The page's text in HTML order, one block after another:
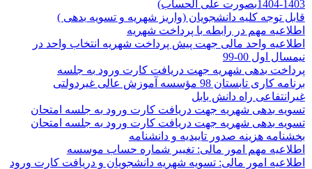
1403-1404بصورت علی الحساب)
قابل توجه کلیه دانشجویان (واریز شهریه و تسویه بدهی )
اطلاعیه مهم در رابطه با پرداخت شهریه
اطلاعیه واحد مالی جهت پیش پرداخت شهریه انتخاب واحد در
نيمسال اول 00-99
پرداخت بدهی شهریه جهت دریافت کارت ورود به جلسه
برنامه کاری تابستان 98 مؤسسه آموزش عالی غیردولتی
غیرانتفاعی راه دانش بابل
تسویه بدهی شهریه جهت دريافت كارت ورود به جلسه امتحان
تسویه بدهی شهریه جهت دريافت كارت ورود به جلسه امتحان
بخشنامه هزینه صدور تاییدیه و دانشنامه
اطلاعیه مهم امور مالی: تغییر شماره حساب موسسه
اطلاعیه امور مالی: تسویه شهریه دانشجویان و دریافت کارت ورود